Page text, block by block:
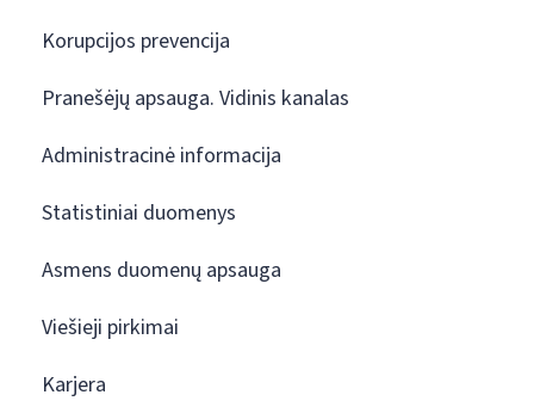
Korupcijos prevencija
Pranešėjų apsauga. Vidinis kanalas
Administracinė informacija
Statistiniai duomenys
Asmens duomenų apsauga
Viešieji pirkimai
Karjera